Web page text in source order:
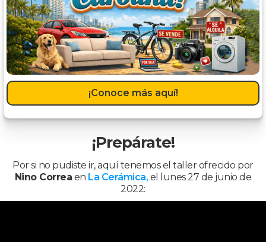
¡Conoce más aquí!
¡Prepárate!
Por si no pudiste ir, aquí tenemos el taller ofrecido por
Nino Correa en La Cerámica, el lunes 27 de junio de
2022: